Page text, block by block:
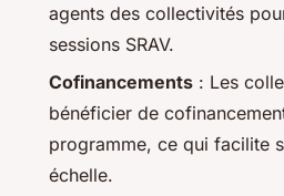
agents des collectivités
sessions SRAV.
Cofinancements : Les
bénéficier de
programme, ce qui facilite
échelle.